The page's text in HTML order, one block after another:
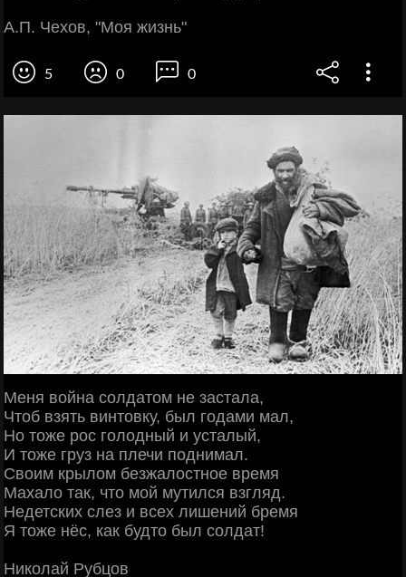
А.П. Чехов, "Моя жизнь"
5 0 0
Меня война солдатом не застала,
Чтоб взять винтовку, был годами мал,
Но тоже рос голодный и усталый,
И тоже груз на плечи поднимал.
Своим крылом безжалостное время
Махало так, что мой мутился взгляд.
Недетских слез и всех лишений бремя
Я тоже нёс, как будто был солдат!
Николай Рубцов